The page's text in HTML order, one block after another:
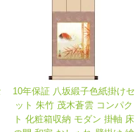
10年保証 八坂緞子色紙掛けセ
ット 朱竹 茂木蒼雲 コンパク
ト 化粧箱収納 モダン 掛軸 床